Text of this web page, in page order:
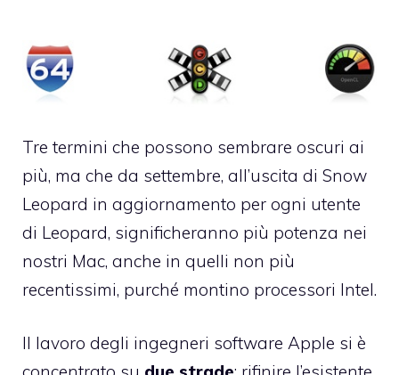
Tre termini che possono sembrare oscuri ai
più, ma che da settembre, all’uscita di Snow
Leopard in aggiornamento per ogni utente
di Leopard, significheranno più potenza nei
nostri Mac, anche in quelli non più
recentissimi, purché montino processori Intel.
Il lavoro degli ingegneri software Apple si è